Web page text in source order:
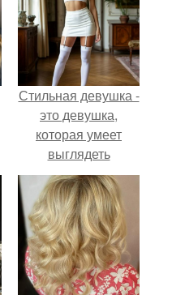
Стильная девушка -
это девушка,
которая умеет
выглядеть
привлекательно и
элегантно в любои
ситуации.